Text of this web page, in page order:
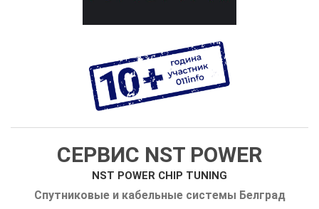
СЕРВИС NST POWER
NST POWER CHIP TUNING
Спутниковые и кабельные системы Белград